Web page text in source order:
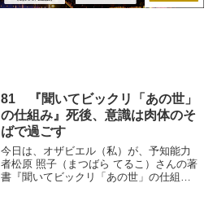
81 『聞いてビックリ「あの世」
の仕組み』死後、意識は肉体のそ
ばで過ごす
今日は、オザビエル（私）が、予知能力
者松原 照子（まつばら てるこ）さんの著
書『聞いてビックリ「あの世」の仕組